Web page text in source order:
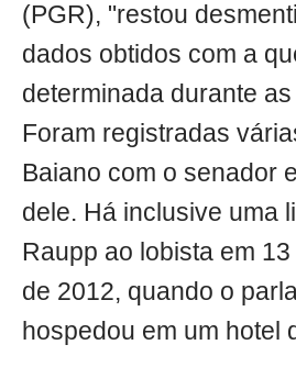
(PGR), "restou
dados obtidos com a
determinada durante
Foram registradas
Baiano com o senador
dele. Há inclusive uma
Raupp ao lobista em
de 2012, quando o
hospedou em um hotel